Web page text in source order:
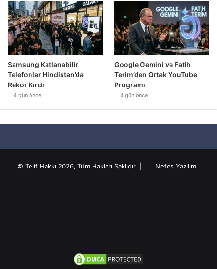
Samsung Katlanabilir
Telefonlar Hindistan’da
Rekor Kırdı
4 gün önce
Google Gemini ve Fatih
Terim’den Ortak YouTube
Programı
4 gün önce
© Telif Hakkı 2026, Tüm Hakları Saklıdır | Nefes Yazılım